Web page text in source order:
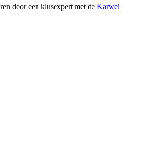
door een klusexpert met de Karwei